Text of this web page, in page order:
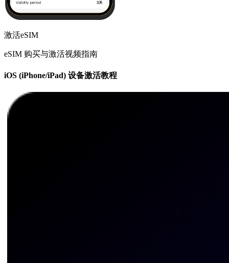
激活eSIM
eSIM 购买与激活视频指南
iOS (iPhone/iPad) 设备激活教程